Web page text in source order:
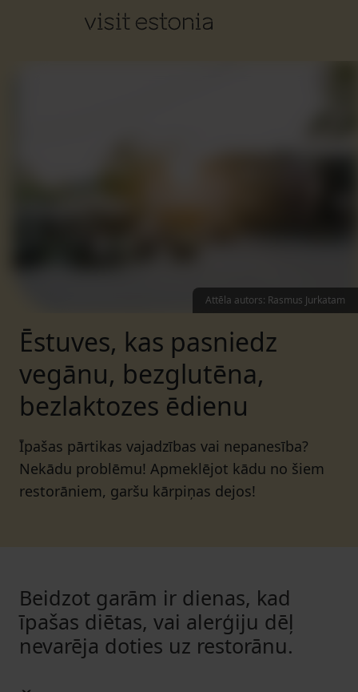
Attēla autors: Rasmus Jurkatam
Ēstuves, kas pasniedz
vegānu, bezglutēna,
bezlaktozes ēdienu
Īpašas pārtikas vajadzības vai nepanesība?
Nekādu problēmu! Apmeklējot kādu no šiem
restorāniem, garšu kārpiņas dejos!
Beidzot garām ir dienas, kad
īpašas diētas, vai alerģiju dēļ
nevarēja doties uz restorānu.